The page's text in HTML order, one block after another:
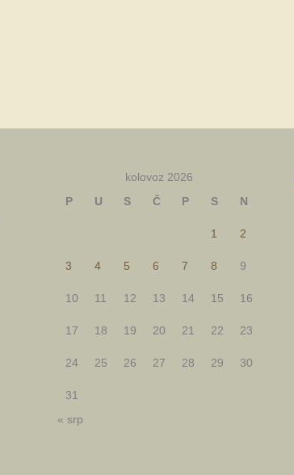
kolovoz 2026
P
U S Č P S N
1 2
3 4 5 6 7 8 9
10 11 12 13 14 15 16
17 18 19 20 21 22 23
24 25 26 27 28 29 30
31
« srp